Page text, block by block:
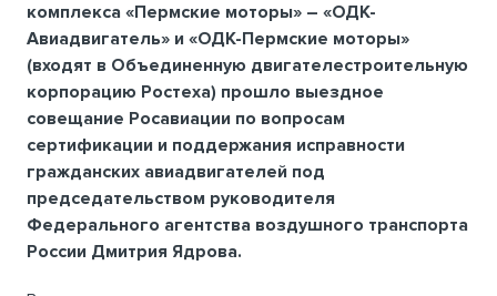
комплекса «Пермские моторы» – «ОДК-
Авиадвигатель» и «ОДК-Пермские моторы»
(входят в Объединенную двигателестроительную
корпорацию Ростеха) прошло выездное
совещание Росавиации по вопросам
сертификации и поддержания исправности
гражданских авиадвигателей под
председательством руководителя
Федерального агентства воздушного транспорта
России Дмитрия Ядрова.